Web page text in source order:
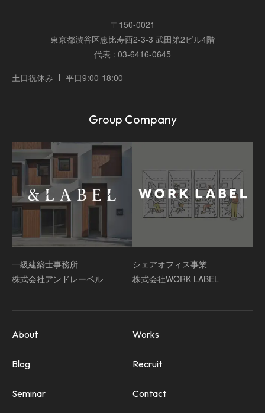
〒150-0021
東京都渋谷区恵比寿西2-3-3 武田第2ビル4階
代表 : 03-6416-0645
土日祝休み
平日9:00-18:00
Group Company
一級建築士事務所
株式会社アンドレーベル
シェアオフィス事業
株式会社WORK LABEL
About
Recruit
Works
Contact
Blog
Seminar